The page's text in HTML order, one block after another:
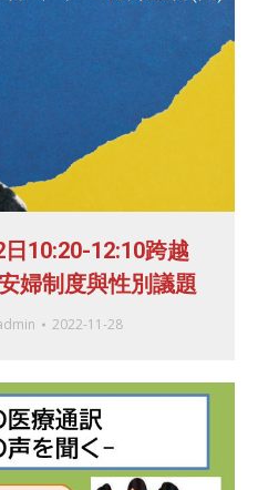
10:20-12:10跨越
婦制度與性別議題
2022-11-28